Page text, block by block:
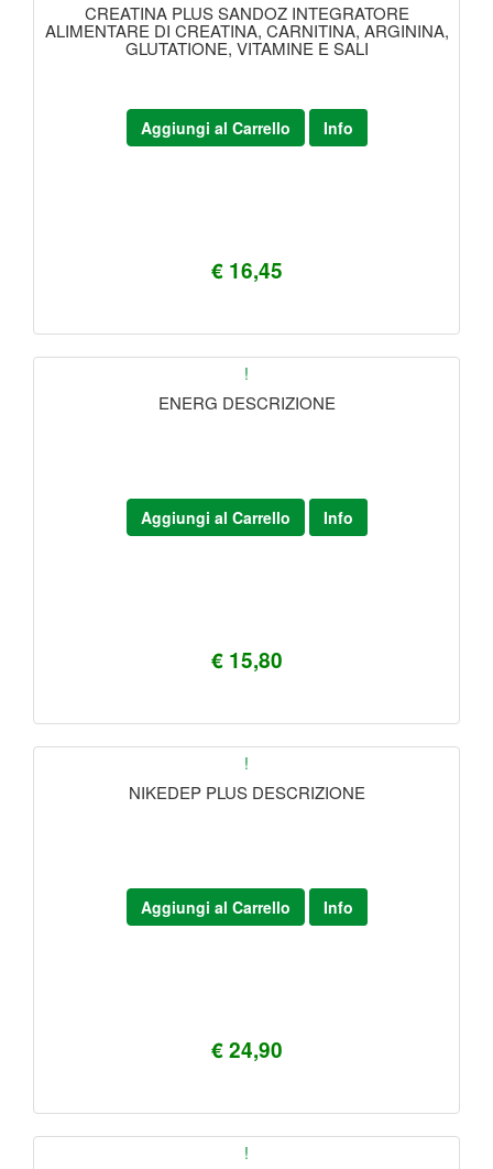
CREATINA PLUS SANDOZ INTEGRATORE
ALIMENTARE DI CREATINA, CARNITINA, ARGININA,
GLUTATIONE, VITAMINE E SALI
€ 16,45
Aggiungi al Carrello Info
!
ENERG DESCRIZIONE
€ 15,80
Aggiungi al Carrello Info
!
NIKEDEP PLUS DESCRIZIONE
€ 24,90
Aggiungi al Carrello Info
!